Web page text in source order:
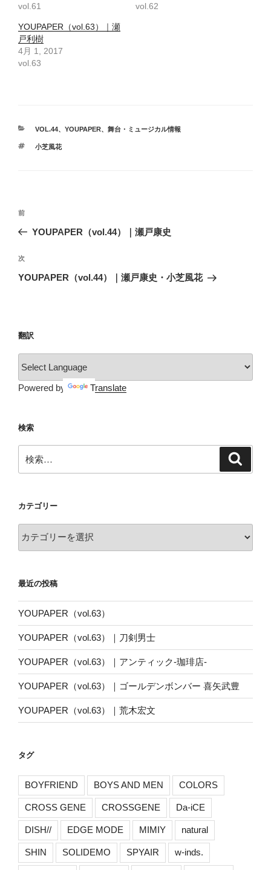
vol.61
vol.62
YOUPAPER（vol.63）｜瀬
戸利樹
4月 1, 2017
vol.63
カ
ゴ
VOL.44、 YOUPAPER、 舞台・ミュージカル情報
タ
小芝風花
投
ナ
ビ
ゲ
ン
前
の
稿
前
YOUPAPER（vol.44）｜瀬戸康史
次
の
次
YOUPAPER（vol.44）｜瀬戸康史・小芝風花
翻訳
Powered by Translate
検索
索:
カテゴリー
テ
ー
最近の投稿
YOUPAPER（vol.63）
YOUPAPER（vol.63）｜刀剣男士
YOUPAPER（vol.63）｜アンティック-珈琲店-
YOUPAPER（vol.63）｜ゴールデンボンバー 喜矢武豊
YOUPAPER（vol.63）｜荒木宏文
タグ
BOYFRIEND BOYS AND MEN COLORS
CROSS GENE CROSSGENE Da-iCE
DISH// EDGE MODE MIMIY natural
SHIN SOLIDEMO SPYAIR w-inds.